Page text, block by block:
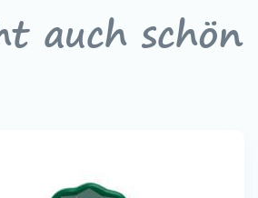
auch schön